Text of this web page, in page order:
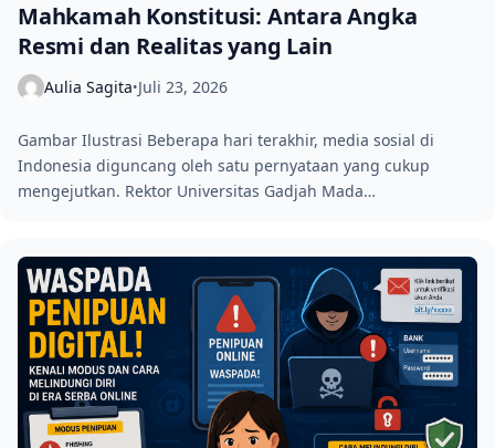
Mahkamah Konstitusi: Antara Angka
Resmi dan Realitas yang Lain
Aulia Sagita•Juli 23, 2026
Gambar Ilustrasi Beberapa hari terakhir, media sosial di
Indonesia diguncang oleh satu pernyataan yang cukup
mengejutkan. Rektor Universitas Gadjah Mada…